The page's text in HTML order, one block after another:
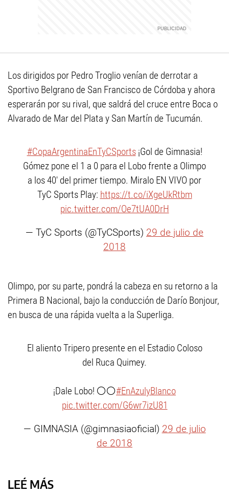
Los dirigidos por Pedro Troglio venían de derrotar a
Sportivo Belgrano de San Francisco de Córdoba y ahora
esperarán por su rival, que saldrá del cruce entre Boca o
Alvarado de Mar del Plata y San Martín de Tucumán.
#CopaArgentinaEnTyCSports¡Gol de Gimnasia!
Gómez pone el 1 a 0 para el Lobo frente a Olimpo
a los 40' del primer tiempo. Miralo EN VIVO por
TyC Sports Play: https://t.co/iXgeUkRtbm
pic.twitter.com/Oe7tUA0DrH
— TyC Sports (@TyCSports) 29 de julio de
2018
Olimpo, por su parte, pondrá la cabeza en su retorno a la
Primera B Nacional, bajo la conducción de Darío Bonjour,
en busca de una rápida vuelta a la Superliga.
El aliento Tripero presente en el Estadio Coloso
del Ruca Quimey.
¡Dale Lobo! ⚪⚪#EnAzulyBlanco
pic.twitter.com/G6wr7izU81
— GIMNASIA (@gimnasiaoficial) 29 de julio
de 2018
LEÉ MÁS